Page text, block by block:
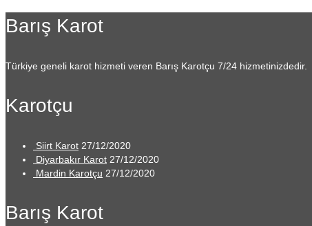
Barış Karot
Türkiye geneli karot hizmeti veren Barış Karotçu 7/24 hizmetinizdedir.
Karotçu
Siirt Karot 27/12/2020
Diyarbakır Karot 27/12/2020
Mardin Karotçu 27/12/2020
Barış Karot